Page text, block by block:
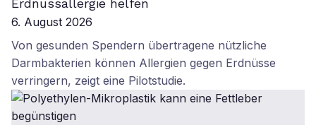
Erdnussallergie helfen
6. August 2026
Von gesunden Spendern übertragene nützliche
Darmbakterien können Allergien gegen Erdnüsse
verringern, zeigt eine Pilotstudie.